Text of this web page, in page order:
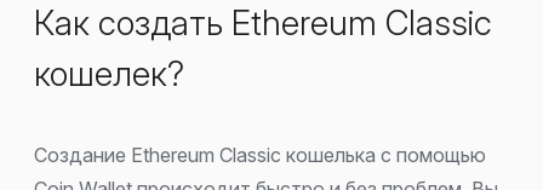
Как создать Ethereum Classic
кошелек?
Создание Ethereum Classic кошелька с помощью